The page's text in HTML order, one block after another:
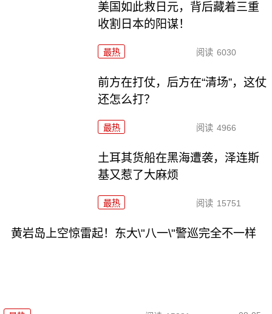
美国如此救日元，背后藏着三重
收割日本的阳谋！
最热 阅读 6030
前方在打仗，后方在“清场”，这仗
还怎么打？
最热 阅读 4966
土耳其货船在黑海遭袭，泽连斯
基又惹了大麻烦
最热 阅读 15751
黄岩岛上空惊雷起！东大\"八一\"警巡完全不一样